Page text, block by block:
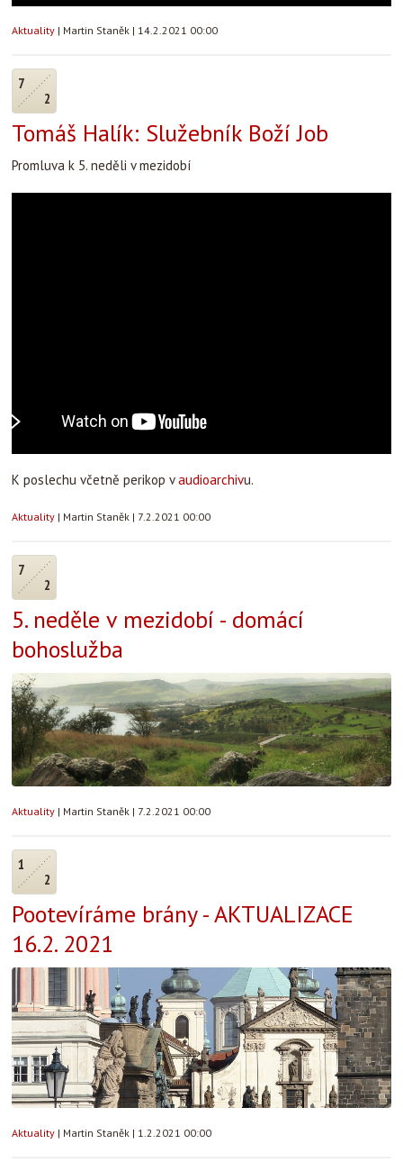
Aktuality | Martin Staněk | 14.2.2021 00:00
7
2
Tomáš Halík: Služebník Boží Job
Promluva k 5. neděli v mezidobí
K poslechu včetně perikop vaudioarchivu.
Aktuality | Martin Staněk | 7.2.2021 00:00
7
2
5. neděle v mezidobí - domácí
bohoslužba
Aktuality | Martin Staněk | 7.2.2021 00:00
1
2
Pootevíráme brány - AKTUALIZACE
16.2. 2021
Aktuality | Martin Staněk | 1.2.2021 00:00